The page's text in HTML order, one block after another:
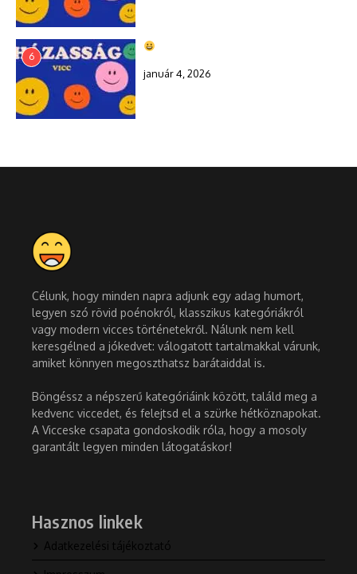
6
január 4, 2026
Célunk, hogy minden napra adjunk egy adag humort,
legyen szó rövid poénokról, klasszikus kategóriákról
vagy modern vicces történetekről. Nálunk nem kell
keresgélned a jókedvet: válogatott tartalmakkal várunk,
amiket könnyen megoszthatsz barátaiddal is.
Böngéssz a népszerű kategóriáink között, találd meg a
kedvenc viccedet, és felejtsd el a szürke hétköznapokat.
A Vicceske csapata gondoskodik róla, hogy a mosoly
garantált legyen minden látogatáskor!
Hasznos linkek
Adatkezelési tájékoztató